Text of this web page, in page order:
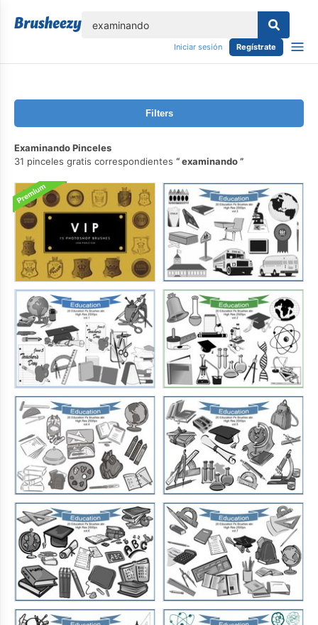
Iniciar sesión Regístrate
Filters
Examinando Pinceles
31 pinceles gratis correspondientes
examinando